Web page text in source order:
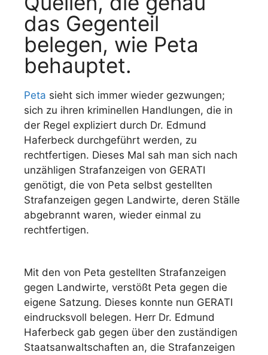
das Gegenteil
belegen, wie Peta
behauptet.
Peta sieht sich immer wieder gezwungen;
sich zu ihren kriminellen Handlungen, die in
der Regel expliziert durch Dr. Edmund
Haferbeck durchgeführt werden, zu
rechtfertigen. Dieses Mal sah man sich nach
unzähligen Strafanzeigen von GERATI
genötigt, die von Peta selbst gestellten
Strafanzeigen gegen Landwirte, deren Ställe
abgebrannt waren, wieder einmal zu
rechtfertigen.
Mit den von Peta gestellten Strafanzeigen
gegen Landwirte, verstößt Peta gegen die
eigene Satzung. Dieses konnte nun GERATI
eindrucksvoll belegen. Herr Dr. Edmund
Haferbeck gab gegen über den zuständigen
Staatsanwaltschaften an, die Strafanzeigen